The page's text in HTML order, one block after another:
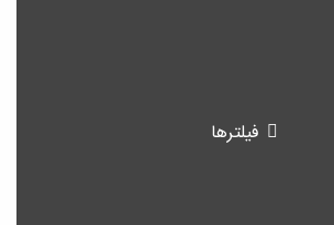
فیلترها